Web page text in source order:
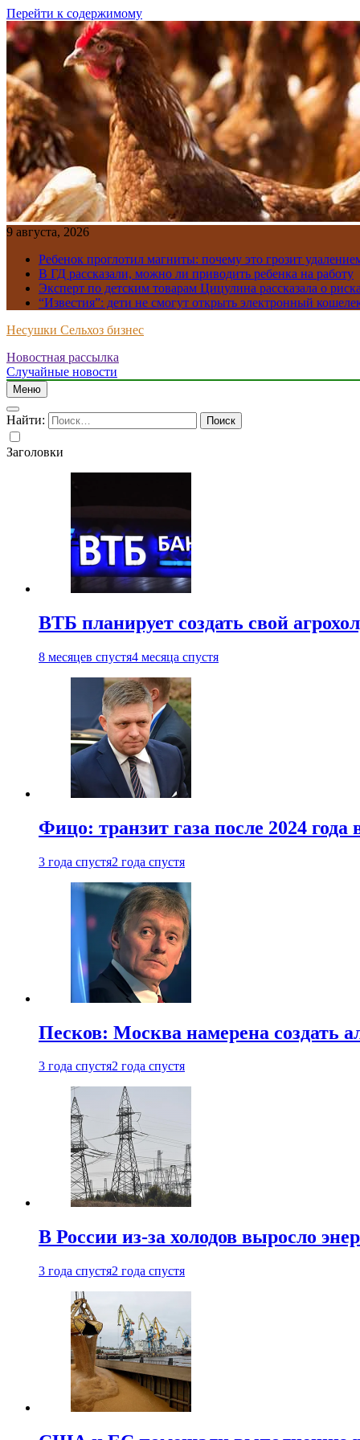
Перейти к содержимому
9 августа, 2026
Ребенок проглотил магниты: почему это грозит
В ГД рассказали, можно ли приводить ребенка на работу
Эксперт по детским товарам Цицулина рассказала о
“Известия”: дети не смогут открыть электронный
Несушки Сельхоз бизнес
Новостная рассылка
Случайные новости
Меню
Найти:
Заголовки
ВТБ планирует создать свой
8 месяцев спустя4 месяца спустя
Фицо: транзит газа после 2024
3 года спустя2 года спустя
Песков: Москва намерена создать
3 года спустя2 года спустя
В России из-за холодов выросло
3 года спустя2 года спустя